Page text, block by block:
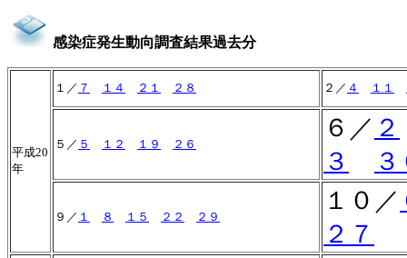
感染症発生動向調査結果過去分
平成20
年
１／ ７ １４ ２１ ２８ ２／ ４ １１
５／ ５ １２ １９ ２６
６／ ２
３
９／ １ ８ １５ ２２ ２９
１０／
２７